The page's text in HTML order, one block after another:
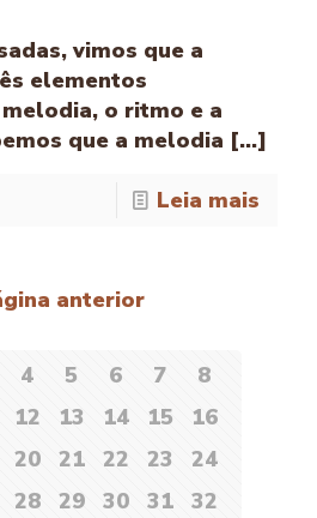
vimos que a
elementos
o ritmo e a
que a melodia [...]
Leia mais
anterior
4 5 6 7
8
12 13 14 15
16
20 21 22 23
24
28 29 30 31
32